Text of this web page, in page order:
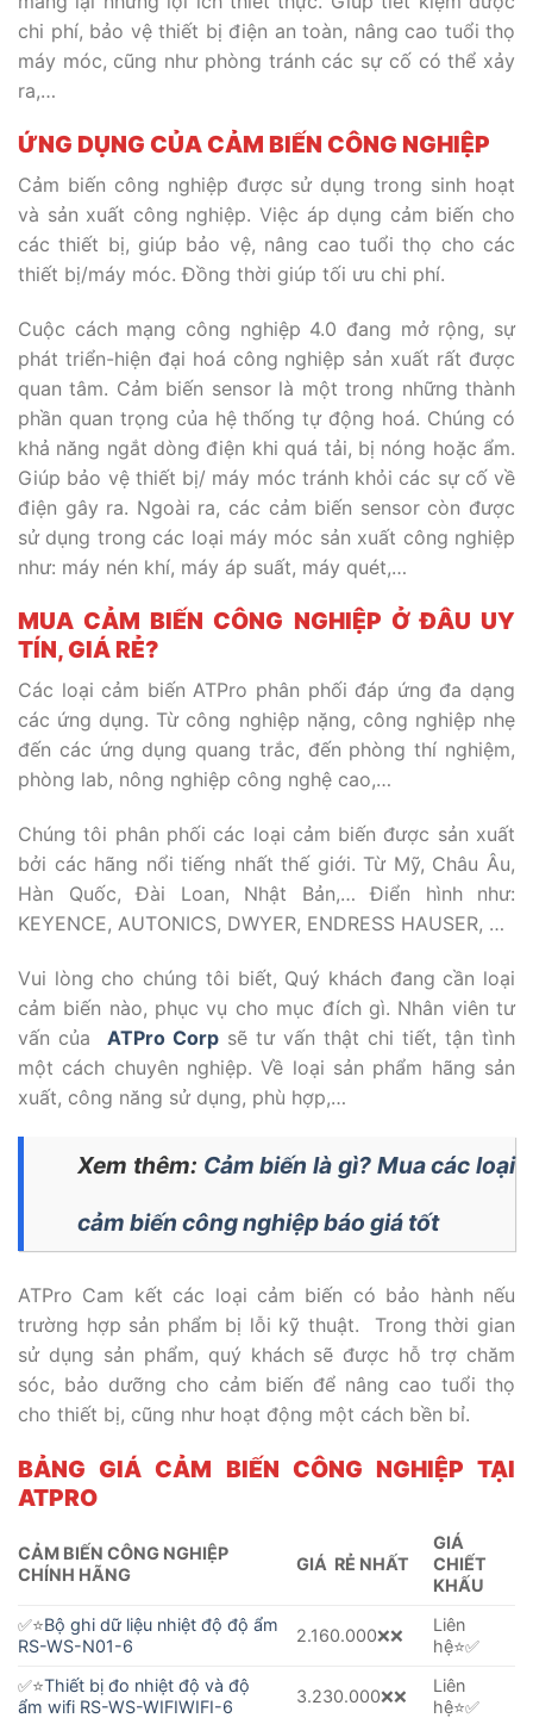
chi phí, bảo vệ thiết bị điện an toàn, nâng cao tuổi thọ
máy móc, cũng như phòng tránh các sự cố có thể xảy
ra,…
ỨNG DỤNG CỦA CẢM BIẾN CÔNG NGHIỆP
Cảm biến công nghiệp được sử dụng trong sinh hoạt
và sản xuất công nghiệp. Việc áp dụng cảm biến cho
các thiết bị, giúp bảo vệ, nâng cao tuổi thọ cho các
thiết bị/máy móc. Đồng thời giúp tối ưu chi phí.
Cuộc cách mạng công nghiệp 4.0 đang mở rộng, sự
phát triển-hiện đại hoá công nghiệp sản xuất rất được
quan tâm. Cảm biến sensor là một trong những thành
phần quan trọng của hệ thống tự động hoá. Chúng có
khả năng ngắt dòng điện khi quá tải, bị nóng hoặc ẩm.
Giúp bảo vệ thiết bị/ máy móc tránh khỏi các sự cố về
điện gây ra. Ngoài ra, các cảm biến sensor còn được
sử dụng trong các loại máy móc sản xuất công nghiệp
như: máy nén khí, máy áp suất, máy quét,…
MUA CẢM BIẾN CÔNG NGHIỆP Ở ĐÂU UY
TÍN, GIÁ RẺ?
Các loại cảm biến ATPro phân phối đáp ứng đa dạng
các ứng dụng. Từ công nghiệp nặng, công nghiệp nhẹ
đến các ứng dụng quang trắc, đến phòng thí nghiệm,
phòng lab, nông nghiệp công nghệ cao,…
Chúng tôi phân phối các loại cảm biến được sản xuất
bởi các hãng nổi tiếng nhất thế giới. Từ Mỹ, Châu Âu,
Hàn Quốc, Đài Loan, Nhật Bản,… Điển hình như:
KEYENCE, AUTONICS, DWYER, ENDRESS HAUSER, …
Vui lòng cho chúng tôi biết, Quý khách đang cần loại
cảm biến nào, phục vụ cho mục đích gì. Nhân viên tư
vấn của ATPro Corp sẽ tư vấn thật chi tiết, tận tình
một cách chuyên nghiệp. Về loại sản phẩm hãng sản
xuất, công năng sử dụng, phù hợp,…
Xem thêm: Cảm biến là gì? Mua các loại
cảm biến công nghiệp báo giá tốt
ATPro Cam kết các loại cảm biến có bảo hành nếu
trường hợp sản phẩm bị lỗi kỹ thuật. Trong thời gian
sử dụng sản phẩm, quý khách sẽ được hỗ trợ chăm
sóc, bảo dưỡng cho cảm biến để nâng cao tuổi thọ
cho thiết bị, cũng như hoạt động một cách bền bỉ.
BẢNG GIÁ CẢM BIẾN CÔNG NGHIỆP TẠI
ATPRO
CẢM BIẾN CÔNG NGHIỆP
CHÍNH HÃNG
GIÁ RẺ NHẤT
GIÁ
CHIẾT
KHẤU
✅⭐️Bộ ghi dữ liệu nhiệt độ độ ẩm
RS-WS-N01-6
2.160.000❌❌
Liên
hệ⭐️✅
✅⭐️Thiết bị đo nhiệt độ và độ
ẩm wifi RS-WS-WIFIWIFI-6
3.230.000❌❌
Liên
hệ⭐️✅